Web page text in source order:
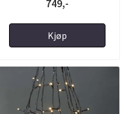
749,-
Kjøp